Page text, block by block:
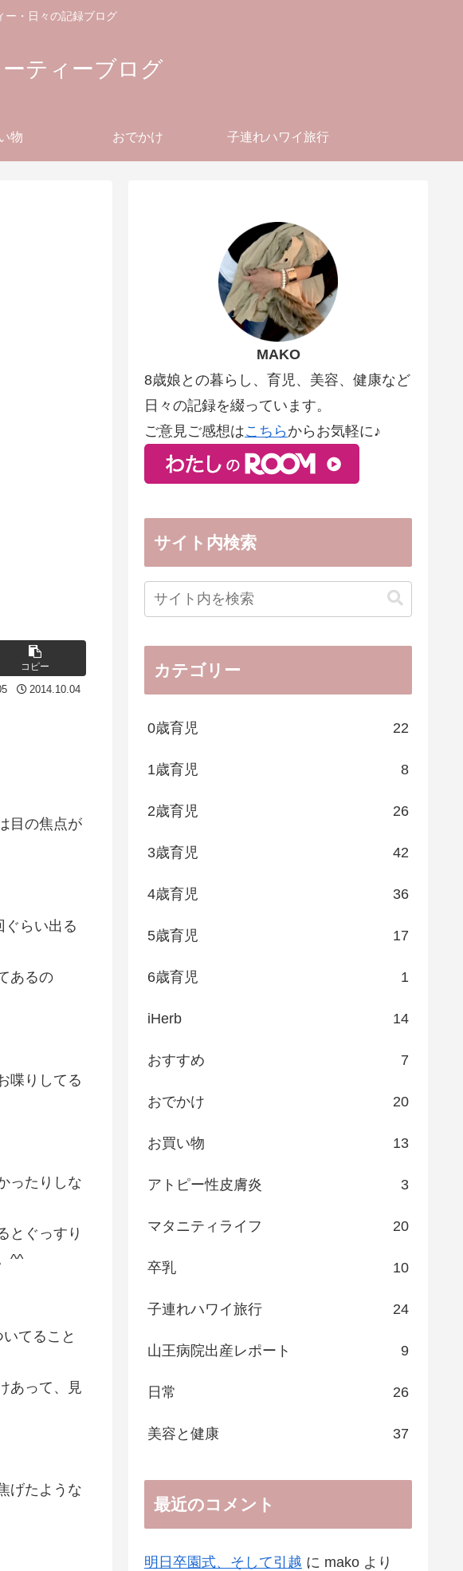
ー・日々の記録ブログ
ティーブログ
物 おでかけ 子連れハワイ旅行
コピー
2014.10.04
目の焦点が
ぐらい出る
あるの
喋りしてる
ったりしな
とぐっすり
^^
てること
あって、見
げたような
MAKO
8歳娘との暮らし、育児、美容、健康など
日々の記録を綴っています。
ご意見ご感想はこちら からお気軽に♪
サイト内検索
カテゴリー
0歳育児 22
1歳育児 8
2歳育児 26
3歳育児 42
4歳育児 36
5歳育児 17
6歳育児 1
iHerb 14
おすすめ 7
おでかけ 20
お買い物 13
アトピー性皮膚炎 3
マタニティライフ 20
卒乳 10
子連れハワイ旅行 24
山王病院出産レポート 9
日常 26
美容と健康 37
最近のコメント
明日卒園式、そして引越 に mako より